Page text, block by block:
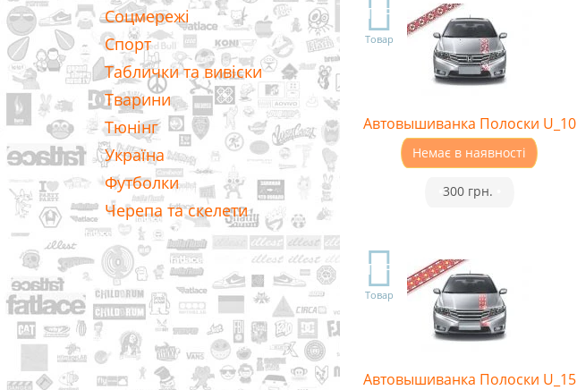
Соцмережі
Спорт
Таблички та вивіски
Тварини
Тюнінг
Україна
Футболки
Черепа та скелети
TOP
Товар
Автовышиванка Полоски U_10
Немає в наявності
300 грн.
TOP
Товар
Автовышиванка Полоски U_15